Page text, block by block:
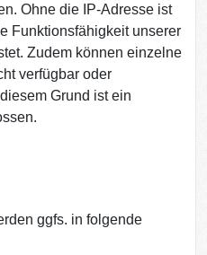
Ohne die IP-Adresse ist
Funktionsfähigkeit unserer
Zudem können einzelne
verfügbar oder
Grund ist ein
ggfs. in folgende